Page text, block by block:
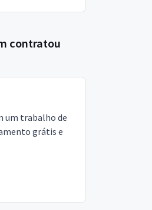
contratou
um trabalho de
grátis e